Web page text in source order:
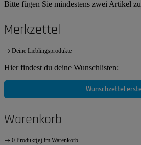
Bitte fügen Sie mindestens zwei Artikel
Merkzettel
Deine Lieblingsprodukte
Hier findest du deine Wunschlisten:
Wunschzettel
Warenkorb
0 Produkt(e) im Warenkorb